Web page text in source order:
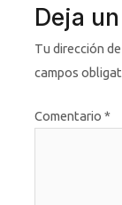
Deja
Tu dirección
campos
Comentario*